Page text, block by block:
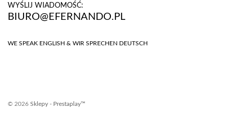
© 2026 Sklepy - Prestaplay™
WYŚLIJ WIADOMOŚĆ:
BIURO@EFERNANDO.PL
WE SPEAK ENGLISH & WIR SPRECHEN DEUTSCH